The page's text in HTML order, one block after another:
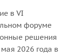
в VI
форуме
решения
2026 года в